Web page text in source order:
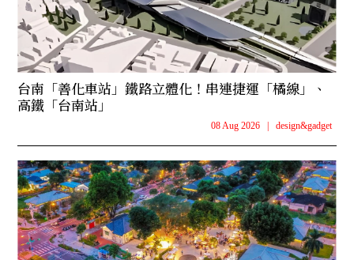
台南「善化車站」鐵路立體化！串連捷運「橘線」、
高鐵「台南站」
08 Aug 2026 design&gadget